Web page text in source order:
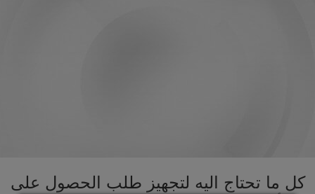
كل ما تحتاج اليه لتجهيز طلب الحصول على